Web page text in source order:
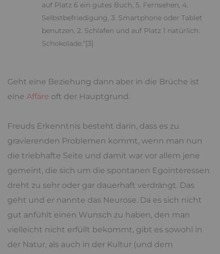
auf Platz 6 ein gutes Buch, 5. Fernsehen, 4.
Selbstbefriedigung, 3. Smartphone oder Tablet
benutzen, 2. Schlafen und auf Platz 1 natürlich:
Schokolade.“[3]
Geht eine Beziehung dann aber in die Brüche ist
eine Affäre oft der Hauptgrund.
Freuds Erkenntnis besteht darin, dass es zu
gravierenden Problemen kommt, wenn man nun
die triebhafte Seite und damit war vor allem jene
gemeint, die sich um die spontanen Egointeressen
dreht zu sehr oder gar dauerhaft verdrängt. Das
geht und er nannte das Neurose. Da es sich nicht
gut anfühlt einen Wunsch zu haben, den man
vielleicht nicht erfüllt bekommt, gibt es sowohl in
der Natur, als auch in der Kultur (und dem